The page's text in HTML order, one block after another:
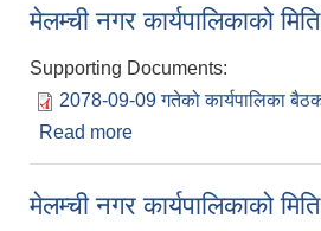
मेलम्ची नगर कार्यपालिकाको
Supporting Documents:
2078-09-09 गतेको कार्यपालिका
Read more
मेलम्ची नगर कार्यपालिकाको